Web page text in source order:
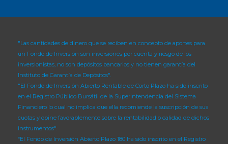
"Las cantidades de dinero que se reciben en concepto de aportes para
un Fondo de Inversión son inversiones por cuenta y riesgo de los
inversionistas, no son depósitos bancarios y no tienen garantía del
Instituto de Garantía de Depósitos".
"El Fondo de Inversión Abierto Rentable de Corto Plazo ha sido inscrito
en el Registro Público Bursátil de la Superintendencia del Sistema
Financiero lo cual no implica que ella recomiende la suscripción de sus
cuotas y opine favorablemente sobre la rentabilidad o calidad de dichos
instrumentos".
“El Fondo de Inversión Abierto Plazo 180 ha sido inscrito en el Registro